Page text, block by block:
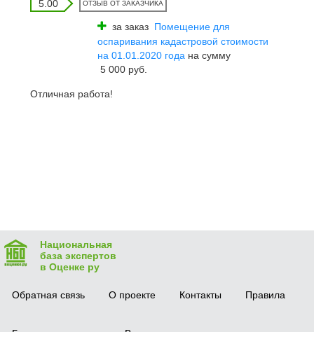
5.00 ОТЗЫВ ОТ ЗАКАЗЧИКА
за заказ Помещение для
оспаривания кадастровой стоимости
на 01.01.2020 года на сумму
5 000 руб.
Отличная работа!
Национальная
база экспертов
в Оценке ру
Обратная связь О проекте Контакты Правила
Безопасная сделка Вопрос-ответ